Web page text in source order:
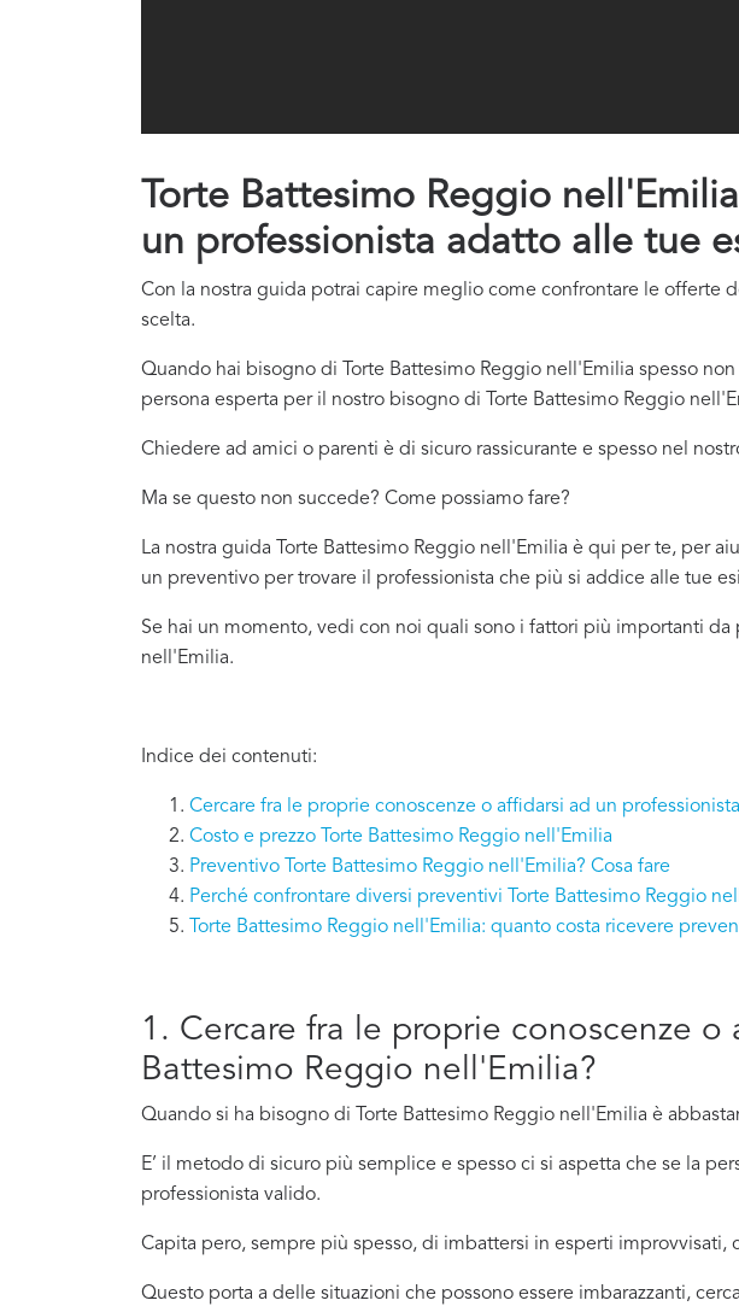
Torte Battesimo Reggio
un professionista adatto alle tue
Con la nostra guida potrai capire meglio come confrontare le offerte
scelta.
Quando hai bisogno di Torte Battesimo Reggio nell'Emilia spesso
persona esperta per il nostro bisogno di Torte Battesimo Reggio
Chiedere ad amici o parenti è di sicuro rassicurante e spesso nel
Ma se questo non succede? Come possiamo fare?
La nostra guida Torte Battesimo Reggio nell'Emilia è qui per te, per
un preventivo per trovare il professionista che più si addice alle tue
Se hai un momento, vedi con noi quali sono i fattori più importanti
nell'Emilia.
Indice dei contenuti:
Cercare fra le proprie conoscenze o affidarsi ad un
Costo e prezzo Torte Battesimo Reggio nell'Emilia
Preventivo Torte Battesimo Reggio nell'Emilia? Cosa fare
Perché confrontare diversi preventivi Torte Battesimo Reggio
Torte Battesimo Reggio nell'Emilia: quanto costa ricevere
1. Cercare fra le proprie conoscenze
Battesimo Reggio nell'Emilia?
Quando si ha bisogno di Torte Battesimo Reggio nell'Emilia è
E’ il metodo di sicuro più semplice e spesso ci si aspetta che se la
professionista valido.
Capita pero, sempre più spesso, di imbattersi in esperti improvvisati,
Questo porta a delle situazioni che possono essere imbarazzanti,